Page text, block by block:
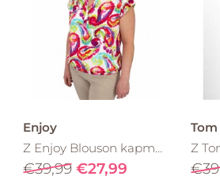
Enjoy
Z Enjoy Blouson kapmouw paisley 183607 Multicolor
€39,99 €27,99
Z Tom